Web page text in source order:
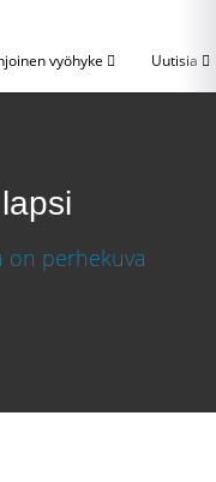
vyöhyke Uutisia